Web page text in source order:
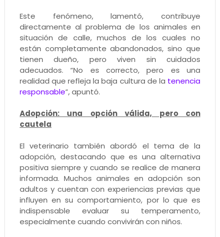
Este fenómeno, lamentó, contribuye
directamente al problema de los animales en
situación de calle, muchos de los cuales no
están completamente abandonados, sino que
tienen dueño, pero viven sin cuidados
adecuados. “No es correcto, pero es una
realidad que refleja la baja cultura de la tenencia
responsable”, apuntó.
Adopción: una opción válida, pero con
cautela
El veterinario también abordó el tema de la
adopción, destacando que es una alternativa
positiva siempre y cuando se realice de manera
informada. Muchos animales en adopción son
adultos y cuentan con experiencias previas que
influyen en su comportamiento, por lo que es
indispensable evaluar su temperamento,
especialmente cuando convivirán con niños.